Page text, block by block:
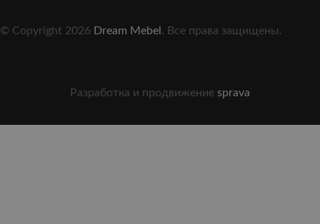
© Copyright 2026 Dream Mebel . Все права защищены.
Разработка и продвижение sprava